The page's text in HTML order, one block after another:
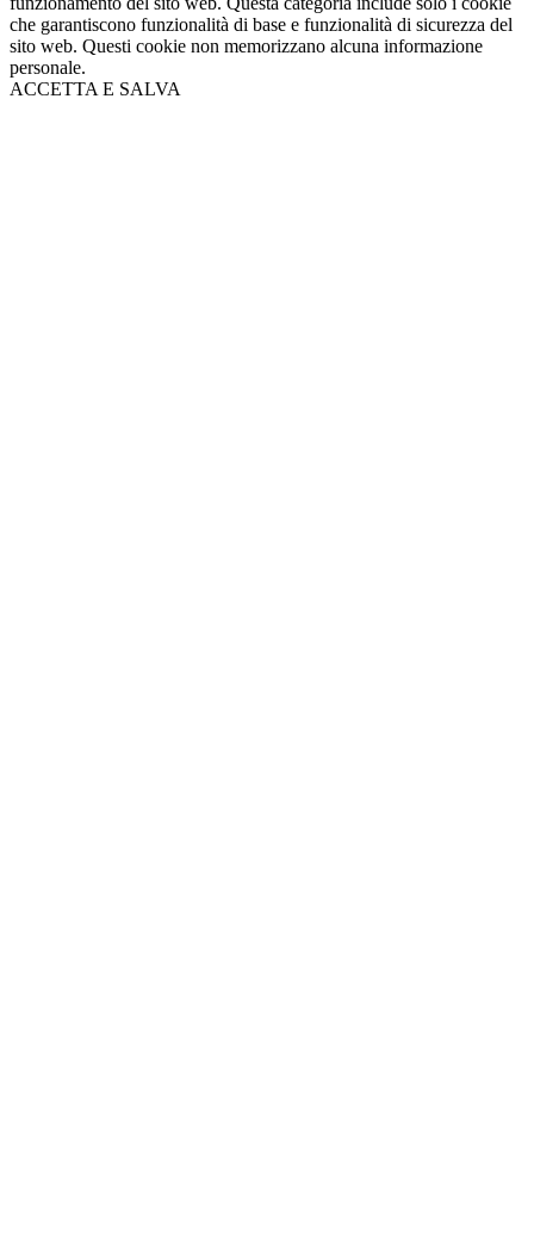
che garantiscono funzionalità di base e funzionalità di sicurezza del
sito web. Questi cookie non memorizzano alcuna informazione
personale.
ACCETTA E SALVA